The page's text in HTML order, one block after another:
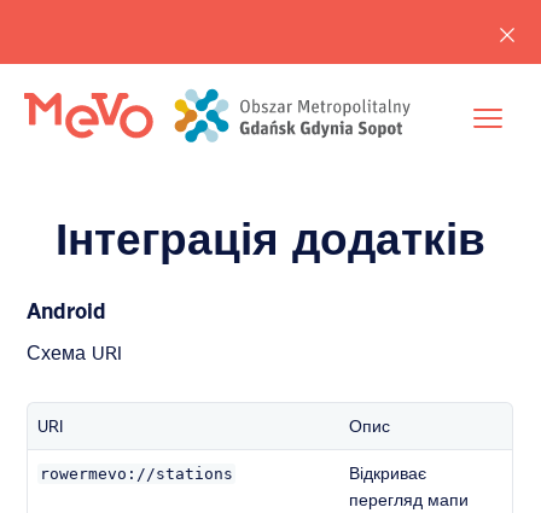
Інтеграція додатків
Android
Схема URI
URI Опис
rowermevo://stations
Відкриває
перегляд мапи